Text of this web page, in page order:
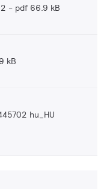
pdf 66.9 kB
kB
hu_HU